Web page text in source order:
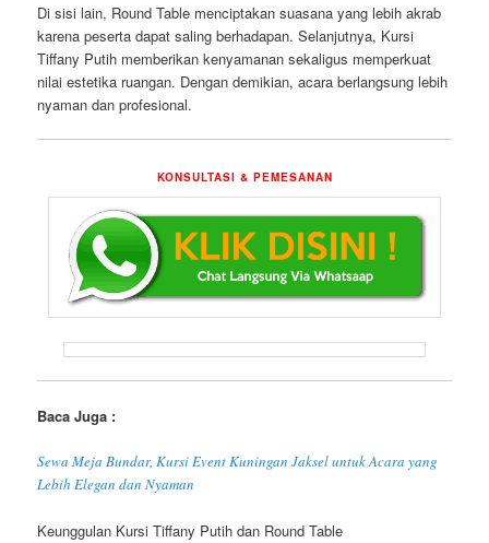
Di sisi lain, Round Table menciptakan suasana yang lebih akrab
karena peserta dapat saling berhadapan. Selanjutnya, Kursi
Tiffany Putih memberikan kenyamanan sekaligus memperkuat
nilai estetika ruangan. Dengan demikian, acara berlangsung lebih
nyaman dan profesional.
KONSULTASI & PEMESANAN
Baca Juga :
Sewa Meja Bundar, Kursi Event Kuningan Jaksel untuk Acara yang
Lebih Elegan dan Nyaman
Keunggulan Kursi Tiffany Putih dan Round Table